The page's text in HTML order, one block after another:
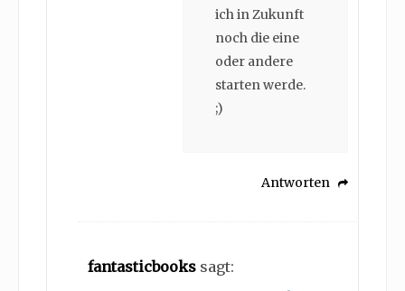
ich in Zukunft
noch die eine
oder andere
starten werde.
;)
Antworten
fantasticbooks sagt: